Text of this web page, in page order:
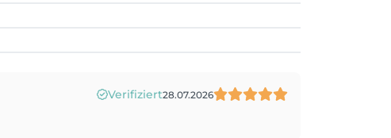
Verifiziert28.07.2026